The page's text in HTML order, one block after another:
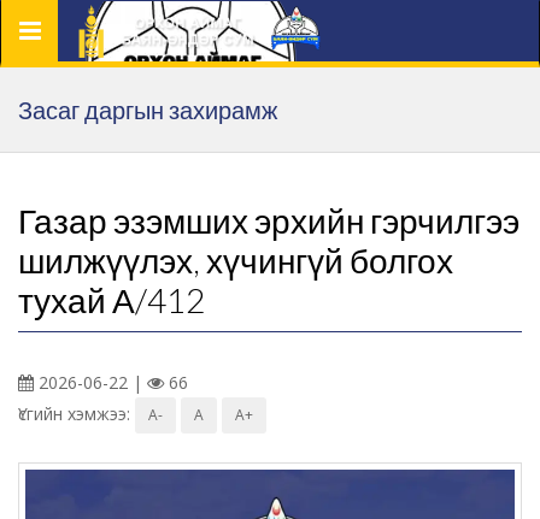
Цэс
Засаг даргын захирамж
Газар эзэмших эрхийн гэрчилгээ
шилжүүлэх, хүчингүй болгох
тухай А/412
2026-06-22 |
66
Үсгийн хэмжээ:
A- A A+